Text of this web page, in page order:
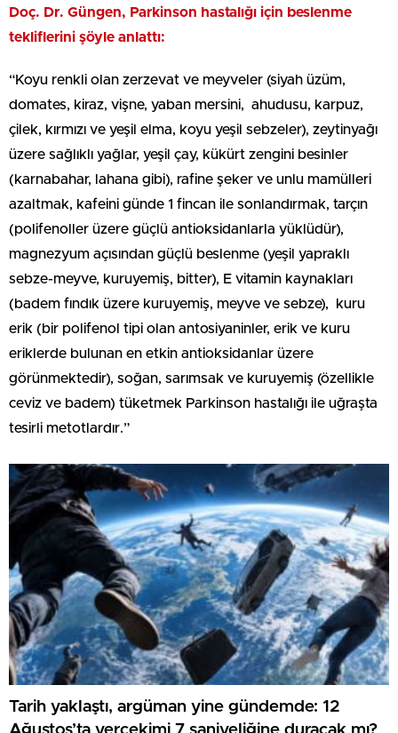
Doç. Dr. Güngen, Parkinson hastalığı için beslenme
tekliflerini şöyle anlattı:
“Koyu renkli olan zerzevat ve meyveler (siyah üzüm,
domates, kiraz, vişne, yaban mersini, ahudusu, karpuz,
çilek, kırmızı ve yeşil elma, koyu yeşil sebzeler), zeytinyağı
üzere sağlıklı yağlar, yeşil çay, kükürt zengini besinler
(karnabahar, lahana gibi), rafine şeker ve unlu mamülleri
azaltmak, kafeini günde 1 fincan ile sonlandırmak, tarçın
(polifenoller üzere güçlü antioksidanlarla yüklüdür),
magnezyum açısından güçlü beslenme (yeşil yapraklı
sebze-meyve, kuruyemiş, bitter), E vitamin kaynakları
(badem fındık üzere kuruyemiş, meyve ve sebze), kuru
erik (bir polifenol tipi olan antosiyaninler, erik ve kuru
eriklerde bulunan en etkin antioksidanlar üzere
görünmektedir), soğan, sarımsak ve kuruyemiş (özellikle
ceviz ve badem) tüketmek Parkinson hastalığı ile uğraşta
tesirli metotlardır.”
Tarih yaklaştı, argüman yine gündemde: 12